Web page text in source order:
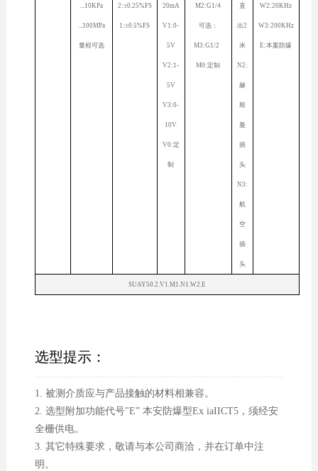
...10KPa
...100MPa
量程可选
2:±0.25%FS
1:±0.5%FS
20mA
V1:0-
5V
V2:1-
5V
V3:0-
10V
V0:定
制
M2:G1/4
可选：
M3:G1/2
M0:定制
直
出2
米
N2:
赫
斯
曼
插
头
N3:
航
空
插
头
W2:20KHz
W3:200KHz
E:本案防爆
SUAY50.2.V1.M1.N1.W2.E
选型提示：
1. 被测介质应与产品接触的材料相兼容。
2. 选型附加功能代号"E” 本安防爆型Ex iaIICT5，须经安
全栅供电。
3. 其它特殊要求，敬请与本公司商洽，并在订单中注
明。